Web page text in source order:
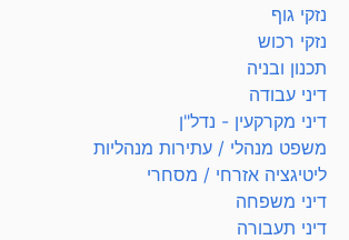
נזקי גוף
נזקי רכוש
תכנון ובניה
דיני עבודה
דיני מקרקעין - נדל"ן
משפט מנהלי / עתירות מנהליות
ליטיגציה אזרחי / מסחרי
דיני משפחה
דיני תעבורה